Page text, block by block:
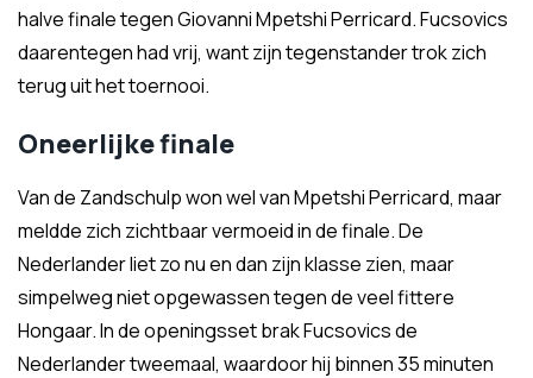
halve finale tegenGiovanni Mpetshi Perricard.Fucsovics
daarentegen had vrij, want zijn tegenstander trok zich
terug uit het toernooi.
Oneerlijke finale
Van de Zandschulp won wel vanMpetshi Perricard, maar
meldde zich zichtbaar vermoeid in de finale. De
Nederlander liet zo nu en dan zijn klasse zien, maar
simpelweg niet opgewassen tegen de veel fittere
Hongaar. In de openingsset brak Fucsovics de
Nederlander tweemaal, waardoor hij binnen 35 minuten